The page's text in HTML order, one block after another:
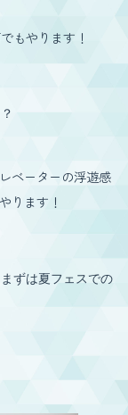
もやります！
ベーターの浮遊感
ります！
ずは夏フェスでの